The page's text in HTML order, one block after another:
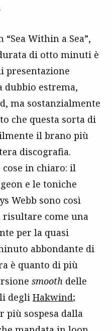
Within a Sea”,
di otto minuti è
presentazione
dubbio estrema,
ma sostanzialmente
che questa sorta di
il brano più
discografia.
in chiaro: il
e le toniche
Webb sono così
risultare come una
per la quasi
abbondante di
è quanto di più
smooth delle
degli Hakwind;
più sospesa dalla